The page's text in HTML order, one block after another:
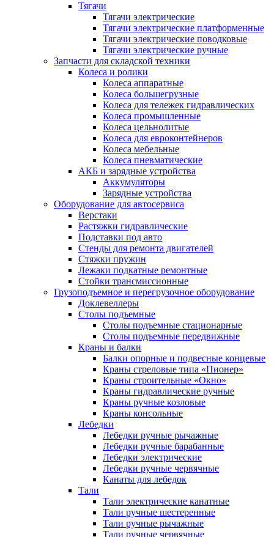
Тягачи
Тягачи электрические
Тягачи электрические платформенные
Тягачи электрические поводковые
Тягачи электрические ручные
Запчасти для складской техники
Колеса и ролики
Колеса аппаратные
Колеса большегрузные
Колеса для тележек гидравлических
Колеса промышленные
Колеса цельнолитые
Колеса для евроконтейнеров
Колеса мебельные
Колеса пневматические
АКБ и зарядные устройства
Аккумуляторы
Зарядные устройства
Оборудование для автосервиса
Верстаки
Растяжки гидравлические
Подставки под авто
Стенды для ремонта двигателей
Стяжки пружин
Лежаки подкатные ремонтные
Стойки трансмиссионные
Грузоподъемное и перегрузочное оборудование
Доклевеллеры
Столы подъемные
Столы подъемные стационарные
Столы подъемные передвижные
Краны и балки
Балки опорные и подвесные концевые
Краны стреловые типа «Пионер»
Краны строительные «Окно»
Краны гидравлические ручные
Краны ручные козловые
Краны консольные
Лебедки
Лебедки ручные рычажные
Лебедки ручные барабанные
Лебедки электрические
Лебедки ручные червячные
Канаты для лебедок
Тали
Тали электрические канатные
Тали ручные шестеренные
Тали ручные рычажные
Тали ручные червячные